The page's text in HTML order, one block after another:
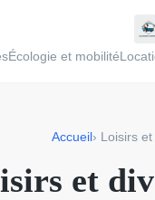
Écologie et mobilité
Accueil › Loisirs
et